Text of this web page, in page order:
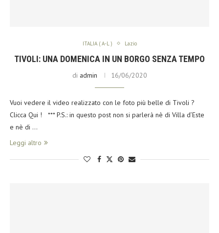
ITALIA ( A-L ) Lazio
TIVOLI: UNA DOMENICA IN UN BORGO SENZA TEMPO
di admin 16/06/2020
Vuoi vedere il video realizzato con le foto più belle di Tivoli ?
Clicca Qui ! *** P.S.: in questo post non si parlerà nè di Villa d’Este
e nè di …
Leggi altro